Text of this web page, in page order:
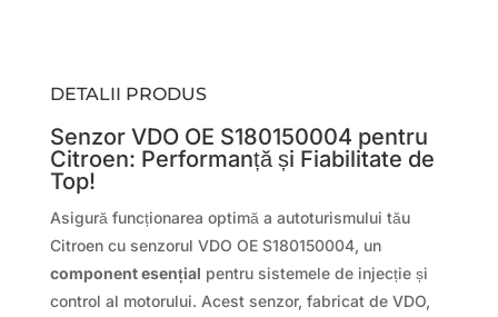
DETALII PRODUS
Senzor VDO OE S180150004 pentru
Citroen: Performanță și Fiabilitate de
Top!
Asigură funcționarea optimă a autoturismului tău
Citroen cu senzorul VDO OE S180150004, un
component esențial pentru sistemele de injecție și
control al motorului. Acest senzor, fabricat de VDO,